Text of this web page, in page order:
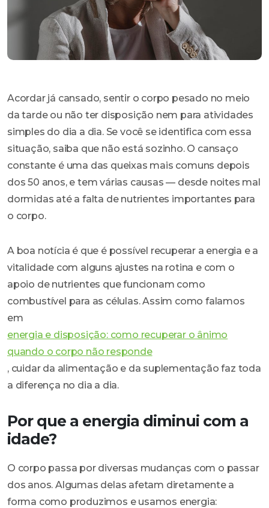
Acordar já cansado, sentir o corpo pesado no meio
da tarde ou não ter disposição nem para atividades
simples do dia a dia. Se você se identifica com essa
situação, saiba que não está sozinho. O cansaço
constante é uma das queixas mais comuns depois
dos 50 anos, e tem várias causas — desde noites mal
dormidas até a falta de nutrientes importantes para
o corpo.
A boa notícia é que é possível recuperar a energia e a
vitalidade com alguns ajustes na rotina e com o
apoio de nutrientes que funcionam como
combustível para as células. Assim como falamos
em
energia e disposição: como recuperar o ânimo
quando o corpo não responde
, cuidar da alimentação e da suplementação faz toda
a diferença no dia a dia.
Por que a energia diminui com a
idade?
O corpo passa por diversas mudanças com o passar
dos anos. Algumas delas afetam diretamente a
forma como produzimos e usamos energia: